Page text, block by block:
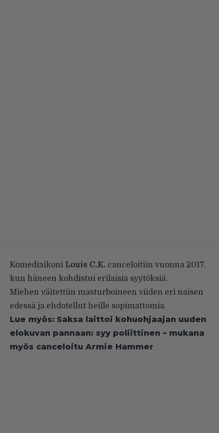
Komediaikoni Louis C.K. canceloitiin vuonna 2017,
kun häneen kohdistui erilaisia syytöksiä.
Miehen väitettiin masturboineen viiden eri naisen
edessä ja ehdotellut heille sopimattomia.
Lue myös: Saksa laittoi kohuohjaajan uuden
elokuvan pannaan: syy poliittinen – mukana
myös canceloitu Armie Hammer